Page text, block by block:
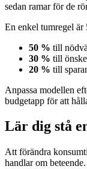
sedan ramar för de
En enkel tumregel är
50 % till
30 % till
20 % till
Anpassa modellen
budgetapp för att
Lär dig stå
Att förändra
handlar om